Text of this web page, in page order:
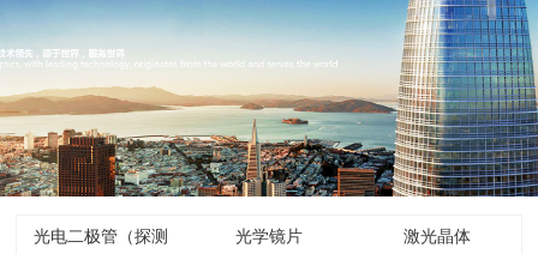
光电二极管（探测 光学镜片 激光晶体